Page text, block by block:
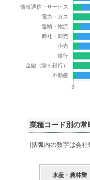
業種コード別の
(括弧内の数字は会社
水産・農林業